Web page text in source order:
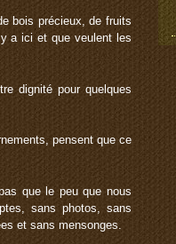
bois précieux, de fruits
y a ici et que veulent les
dignité pour quelques
pensent que ce
que le peu que nous
sans photos, sans
et sans mensonges.